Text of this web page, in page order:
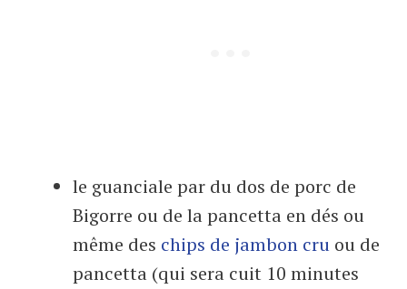
le guanciale par du dos de porc de
Bigorre ou de la pancetta en dés ou
même des chips de jambon cru ou de
pancetta (qui sera cuit 10 minutes